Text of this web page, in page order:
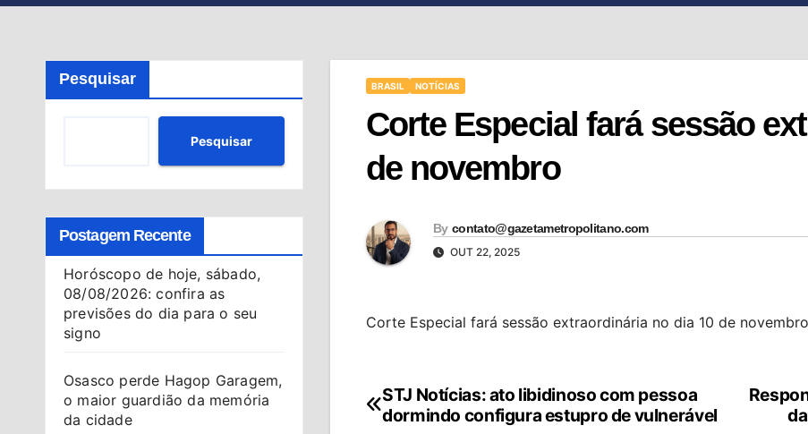
Pesquisar
Pesquisar
Postagem Recente
Horóscopo de hoje, sábado,
08/08/2026: confira as
previsões do dia para o seu
signo
Osasco perde Hagop Garagem,
o maior guardião da memória
da cidade
BRASIL NOTÍCIAS
Corte Especial fará sessão
de novembro
By contato@gazetametropolitano.com
OUT 22, 2025
Corte Especial fará sessão extraordinária no dia 10 de novembro
Navegação
STJ Notícias: ato libidinoso com pessoa
dormindo configura estupro de vulnerável